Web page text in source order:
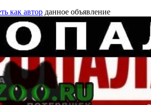
как автор данное объявление